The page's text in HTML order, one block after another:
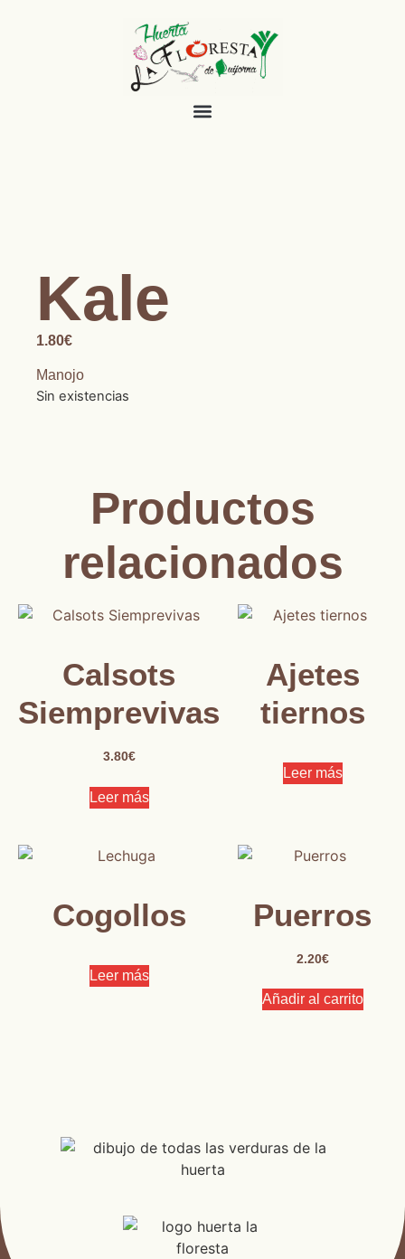
Kale
1.80€
Manojo
Sin existencias
Productos
relacionados
Calsots
Siemprevivas
3.80€
Leer más
Ajetes
tiernos
Leer más
Cogollos
Leer más
Puerros
2.20€
Añadir al carrito